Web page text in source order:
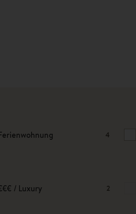
4
/ Luxury 2